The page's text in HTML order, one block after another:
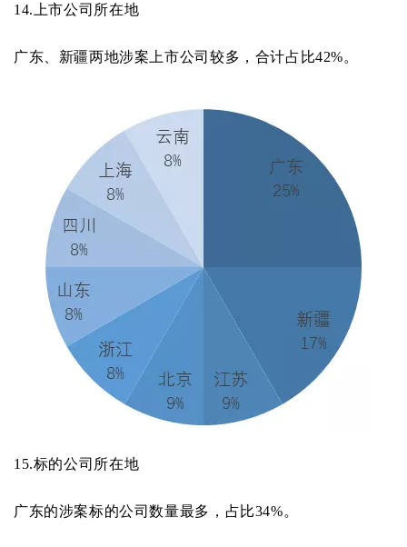
14. 上市公司所在地
广东、新疆两地涉案上市公司较多，合计占比42%。
15.标的公司所在地
广东的涉案标的公司数量最多，占比34%。